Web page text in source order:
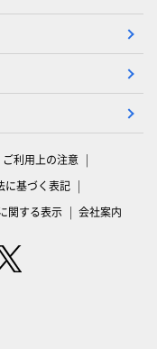
ご利用上の注意
に基づく表記
関する表示 会社案内